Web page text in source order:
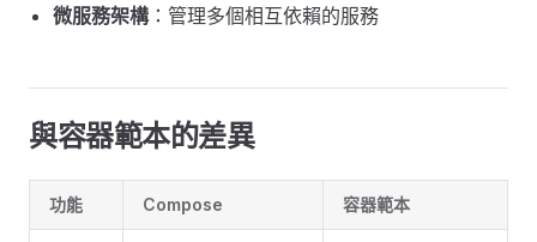
微服務架構：管理多個相互依賴的服務
與容器範本的差異
功能 Compose 容器範本